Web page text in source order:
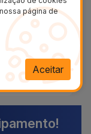
nos!
página de
Aceitar